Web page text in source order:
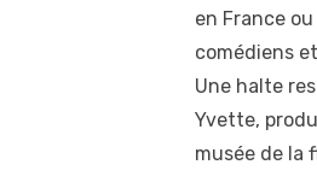
en France
comédiens
Une halte
Yvette,
musée de la